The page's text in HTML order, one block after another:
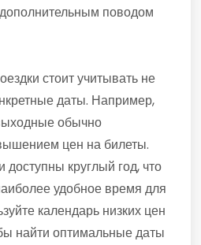
поводом
стоит учитывать не
даты. Например,
обычно
цен на билеты.
круглый год, что
удобное время для
календарь низких цен
найти оптимальные даты